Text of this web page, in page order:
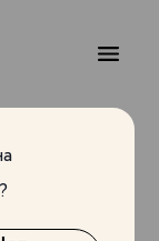
здоровья,